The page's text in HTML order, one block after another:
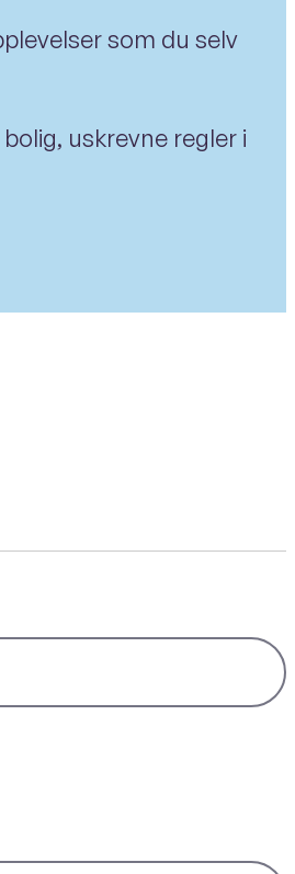
som du selv
uskrevne regler i